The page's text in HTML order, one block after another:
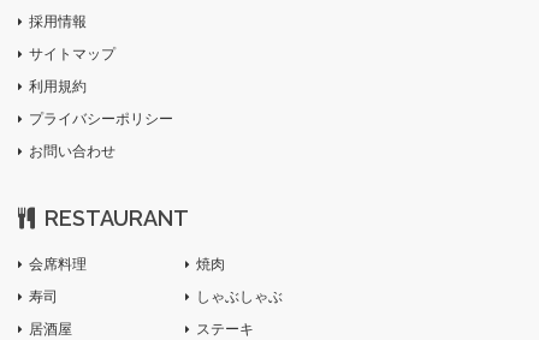
採用情報
サイトマップ
利用規約
プライバシーポリシー
お問い合わせ
RESTAURANT
会席料理
寿司
居酒屋
焼肉
しゃぶしゃぶ
ステーキ